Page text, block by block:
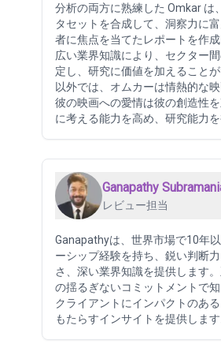
分析の両方に熟練した Omkar は
タセットを合成して、洞察力に
者に焦点を当てたレポートを作
広い業界知識により、セクター
定し、研究に価値を加えること
以外では、オムカーは情熱的な映
彼の映画への愛情は彼の創造性
に考える能力を高め、研究能力を
Ganapathy
レビュー担当
Ganapathyは、世界市場で10年
ーシップ経験を持ち、鋭い判断
さ、深い業界知識を提供します
の揺るぎないコミットメントで
クライアントにインパクトのあ
もたらすインサイトを提供します